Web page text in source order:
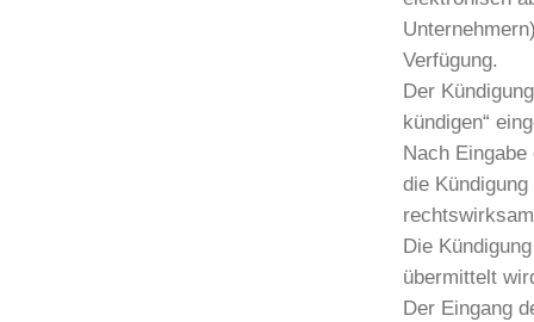
Verfügung.
Der
kündigen“
Nach
die
Die
übermittelt
Der Eingang